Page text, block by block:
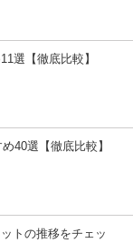
選【徹底比較】
40選【徹底比較】
トの推移をチェッ